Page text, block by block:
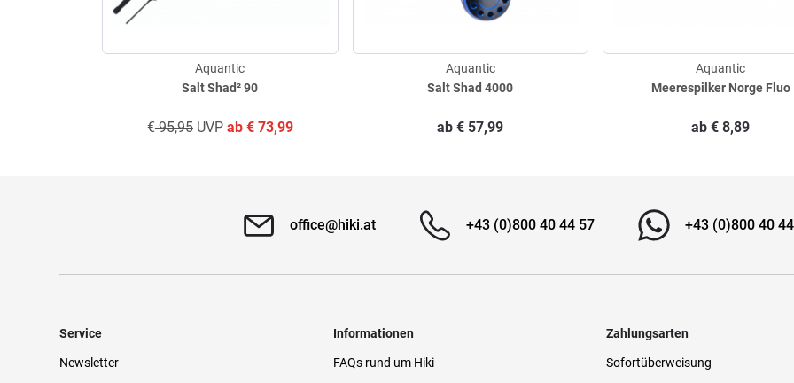
Salt Shad² 90
Aquantic
€95,95UVP ab €73,99
Salt Shad 4000
Aquantic
ab € 57,99
Meerespilker Norge Fluo
Aquantic
ab € 8,89
office@hiki.at +43 (0)800 40 44 57 +43 (0)800 40
Service
Newsletter
Informationen
FAQs rund um Hiki
Zahlungsarten
Sofortüberweisung